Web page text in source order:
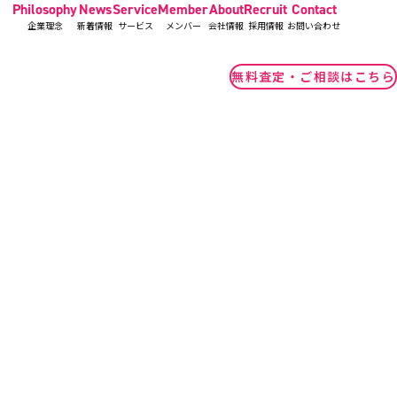
Philosophy
企業理念
News
新着情報
Service
サービス
Member
メンバー
About
会社情報
Recruit
採用情報
Contact
お問い合わせ
無料査定・ご相談はこちら